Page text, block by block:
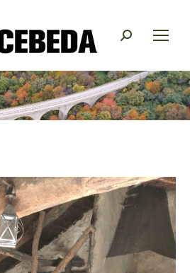
Buscar: